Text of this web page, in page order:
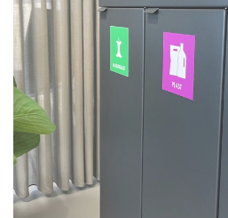
Bica Modell 873
liter Lyftbart lock/